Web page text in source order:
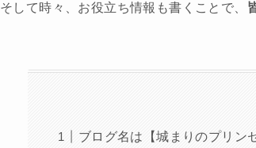
そして時々、お役立ち情報も書くことで、
ブログ名は【城まりのプリン